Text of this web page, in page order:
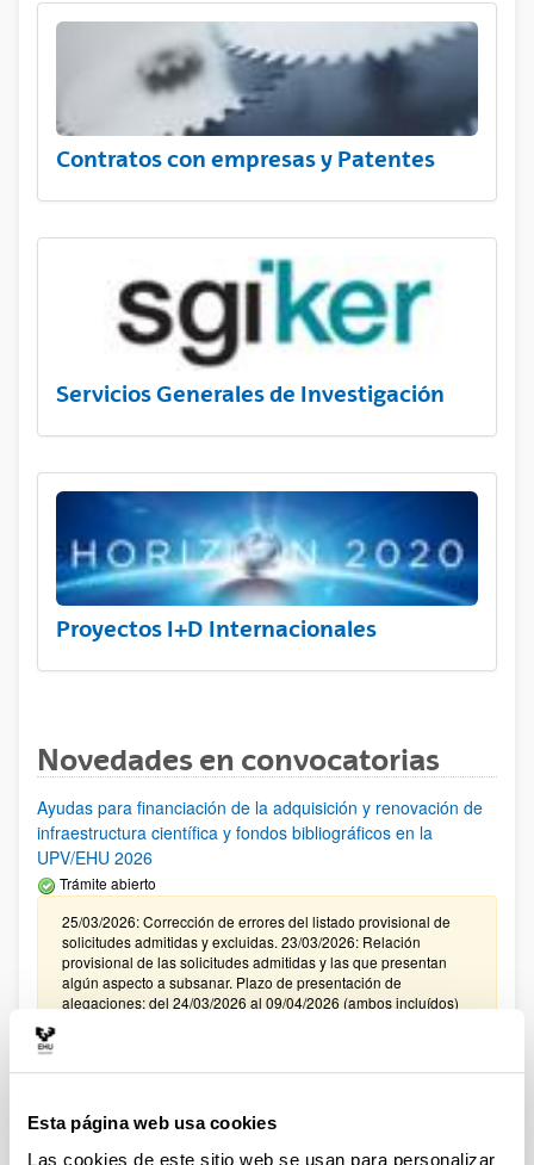
Esta página web usa cookies
Las cookies de este sitio web se usan para personalizar
Contratos con empresas y Patentes
Servicios Generales de Investigación
Proyectos I+D Internacionales
Novedades en convocatorias
Ayudas para financiación de la adquisición y renovación de
infraestructura científica y fondos bibliográficos en la
UPV/EHU 2026
Trámite abierto
25/03/2026: Corrección de errores del listado provisional de
solicitudes admitidas y excluidas. 23/03/2026: Relación
provisional de las solicitudes admitidas y las que presentan
algún aspecto a subsanar. Plazo de presentación de
alegaciones: del 24/03/2026 al 09/04/2026 (ambos incluídos)
Convocatoria de ayudas para el fomento de la cultura